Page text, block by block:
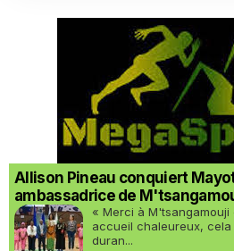
Allison Pineau conquiert
ambassadrice de
« Merci à
accueil chaleureux,
duran...